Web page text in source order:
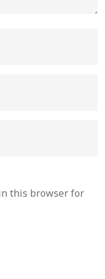
this browser for